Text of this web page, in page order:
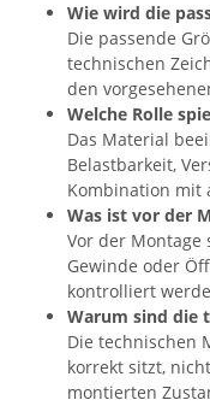
Wie wird die
Die passende
technischen
den
Welche Rolle
Das Material
Belastbarkeit,
Kombination mit
Was ist vor der
Vor der Montage
Gewinde oder
kontrolliert
Warum sind die
Die technischen
korrekt sitzt,
montierten